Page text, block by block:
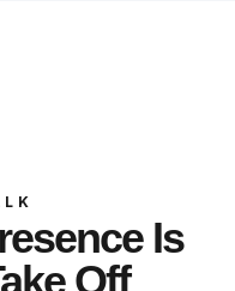
Is
Off